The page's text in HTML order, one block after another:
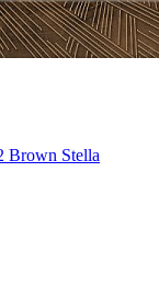
Brown Stella